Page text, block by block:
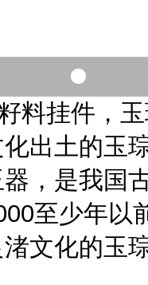
料挂件，
出土的玉
，是我国
至少年以
文化的玉